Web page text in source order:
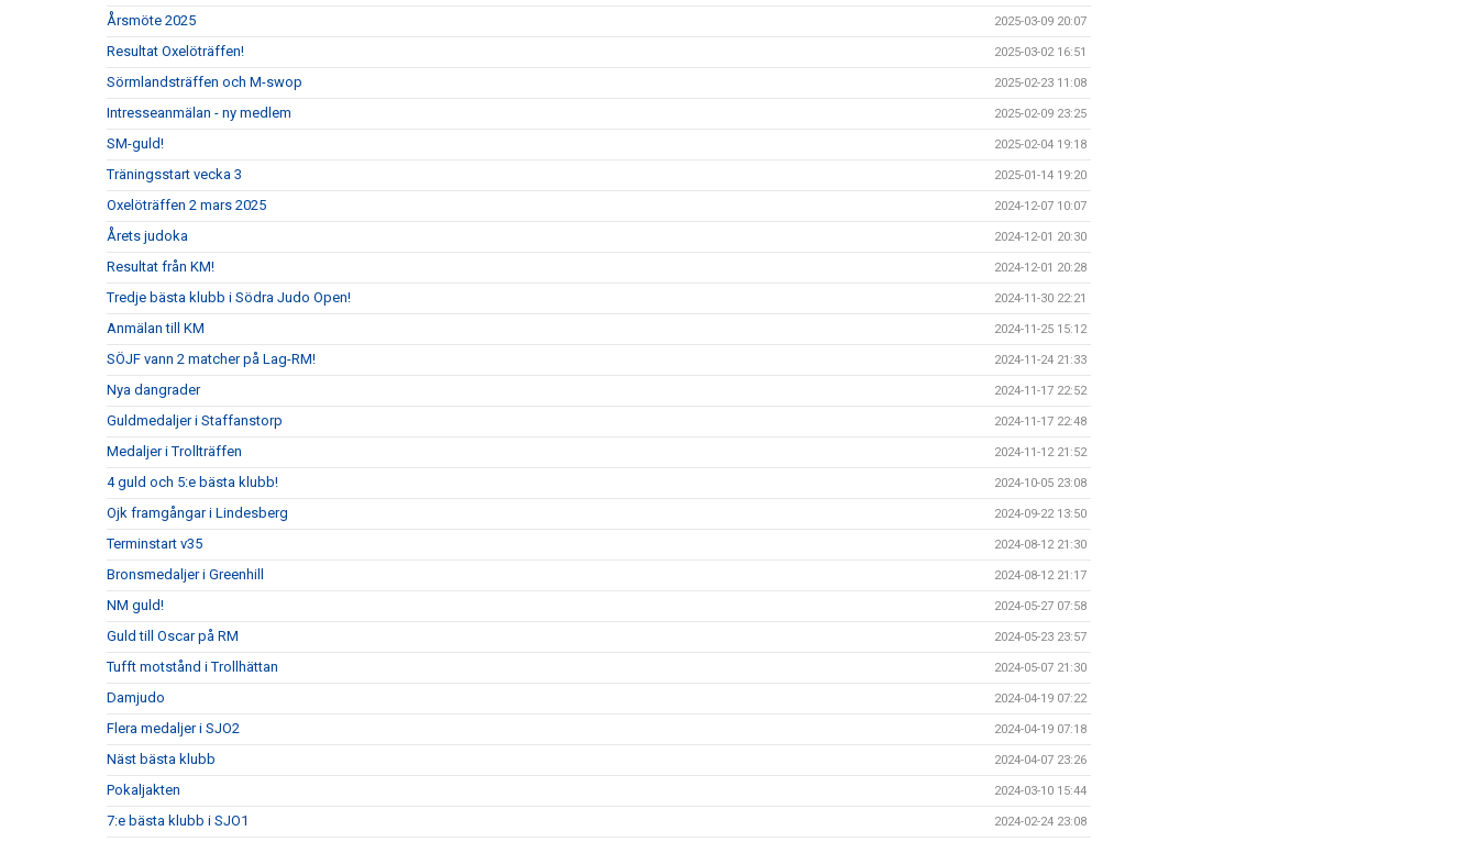
Årsmöte 2025 2025-03-09 20:07
Resultat Oxelöträffen! 2025-03-02 16:51
Sörmlandsträffen och M-swop 2025-02-23 11:08
Intresseanmälan - ny medlem 2025-02-09 23:25
SM-guld! 2025-02-04 19:18
Träningsstart vecka 3 2025-01-14 19:20
Oxelöträffen 2 mars 2025 2024-12-07 10:07
Årets judoka 2024-12-01 20:30
Resultat från KM! 2024-12-01 20:28
Tredje bästa klubb i Södra Judo Open! 2024-11-30 22:21
Anmälan till KM 2024-11-25 15:12
SÖJF vann 2 matcher på Lag-RM! 2024-11-24 21:33
Nya dangrader 2024-11-17 22:52
Guldmedaljer i Staffanstorp 2024-11-17 22:48
Medaljer i Trollträffen 2024-11-12 21:52
4 guld och 5:e bästa klubb! 2024-10-05 23:08
Ojk framgångar i Lindesberg 2024-09-22 13:50
Terminstart v35 2024-08-12 21:30
Bronsmedaljer i Greenhill 2024-08-12 21:17
NM guld! 2024-05-27 07:58
Guld till Oscar på RM 2024-05-23 23:57
Tufft motstånd i Trollhättan 2024-05-07 21:30
Damjudo 2024-04-19 07:22
Flera medaljer i SJO2 2024-04-19 07:18
Näst bästa klubb 2024-04-07 23:26
Pokaljakten 2024-03-10 15:44
7:e bästa klubb i SJO1 2024-02-24 23:08